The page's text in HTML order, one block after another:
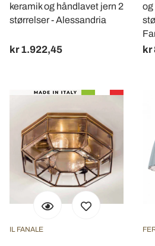
con altre informazioni che ha
raccolto dal suo utilizzo dei loro
keramik og håndlavet jern 2
størrelser - Alessandria
kr 1.922,45
og
kr
IL FANALE